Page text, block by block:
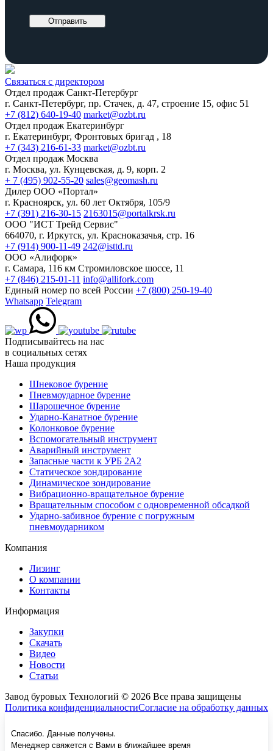
Отправить
Связаться с директором
Отдел продаж Санкт-Петербург
г. Санкт-Петербург, пр. Стачек, д. 47, строение 15, офис 51
+7 (812) 640-19-40 market@ozbt.ru
Отдел продаж Екатеринбург
г. Екатеринбург, Фронтовых бригад , 18
+7 (343) 216-61-33 market@ozbt.ru
Отдел продаж Москва
г. Москва, ул. Кунцевская, д. 9, корп. 2
+ 7 (495) 902-55-20 sales@geomash.ru
Дилер ООО «Портал»
г. Красноярск, ул. 60 лет Октября, 105/9
+7 (391) 216-30-15 2163015@portalkrsk.ru
ООО "ИСТ Трейд Сервис"
664070, г. Иркутск, ул. Красноказачья, стр. 16
+7 (914) 900-11-49 242@isttd.ru
ООО «Алифорк»
г. Самара, 116 км Стромиловское шоссе, 11
+7 (846) 215-01-11 info@allifork.com
Единый номер по всей России +7 (800) 250-19-40
Whatsapp Telegram
Подписывайтесь на нас
в социальных сетях
Наша продукция
Шнековое бурение
Пневмоударное бурение
Шарошечное бурение
Ударно-Канатное бурение
Колонковое бурение
Вспомогательный инструмент
Аварийный инструмент
Запасные части к УРБ 2А2
Статическое зондирование
Динамическое зондирование
Вибрационно-вращательное бурение
Вращательным способом с одновременной обсадкой
Ударно-забивное бурение с погружным
пневмоударником
Компания
Лизинг
О компании
Контакты
Информация
Закупки
Скачать
Видео
Новости
Статьи
Завод буровых Технологий © 2026 Все права защищены
Политика конфиденциальностиСогласие на обработку данных
Спасибо. Данные получены.
Менеджер свяжется с Вами в ближайшее время